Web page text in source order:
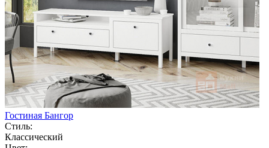
Гостиная Бангор
Стиль:
Классический